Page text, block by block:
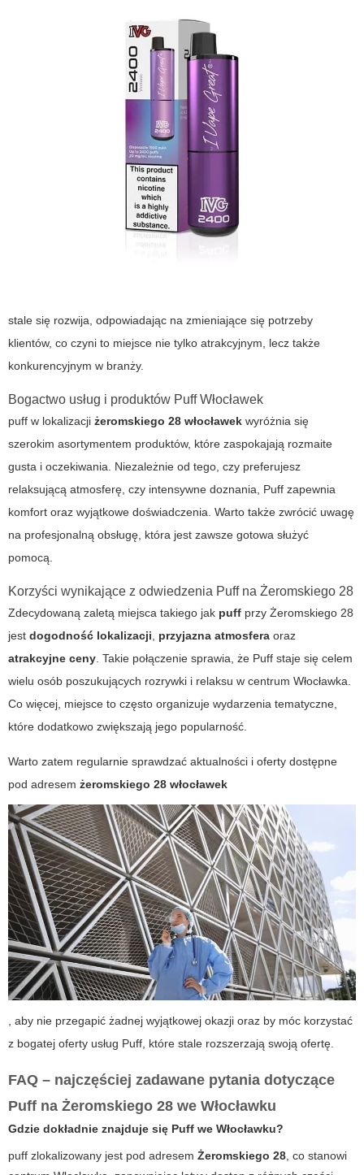
stale się rozwija, odpowiadając na zmieniające się potrzeby
klientów, co czyni to miejsce nie tylko atrakcyjnym, lecz także
konkurencyjnym w branży.
Bogactwo usług i produktów Puff Włocławek
puff w lokalizacji żeromskiego 28 włocławek wyróżnia się
szerokim asortymentem produktów, które zaspokajają rozmaite
gusta i oczekiwania. Niezależnie od tego, czy preferujesz
relaksującą atmosferę, czy intensywne doznania, Puff zapewnia
komfort oraz wyjątkowe doświadczenia. Warto także zwrócić uwagę
na profesjonalną obsługę, która jest zawsze gotowa służyć
pomocą.
Korzyści wynikające z odwiedzenia Puff na Żeromskiego 28
Zdecydowaną zaletą miejsca takiego jak puff przy Żeromskiego 28
jest dogodność lokalizacji przyjazna atmosfera oraz
atrakcyjne ceny . Takie połączenie sprawia, że Puff staje się celem
wielu osób poszukujących rozrywki i relaksu w centrum Włocławka.
Co więcej, miejsce to często organizuje wydarzenia tematyczne,
które dodatkowo zwiększają jego popularność.
Warto zatem regularnie sprawdzać aktualności i oferty dostępne
pod adresem żeromskiego 28 włocławek
, aby nie przegapić żadnej wyjątkowej okazji oraz by móc korzystać
z bogatej oferty usług Puff, które stale rozszerzają swoją ofertę.
FAQ – najczęściej zadawane pytania dotyczące
Puff na Żeromskiego 28 we Włocławku
Gdzie dokładnie znajduje się Puff we Włocławku?
puff zlokalizowany jest pod adresem Żeromskiego 28 , co stanowi